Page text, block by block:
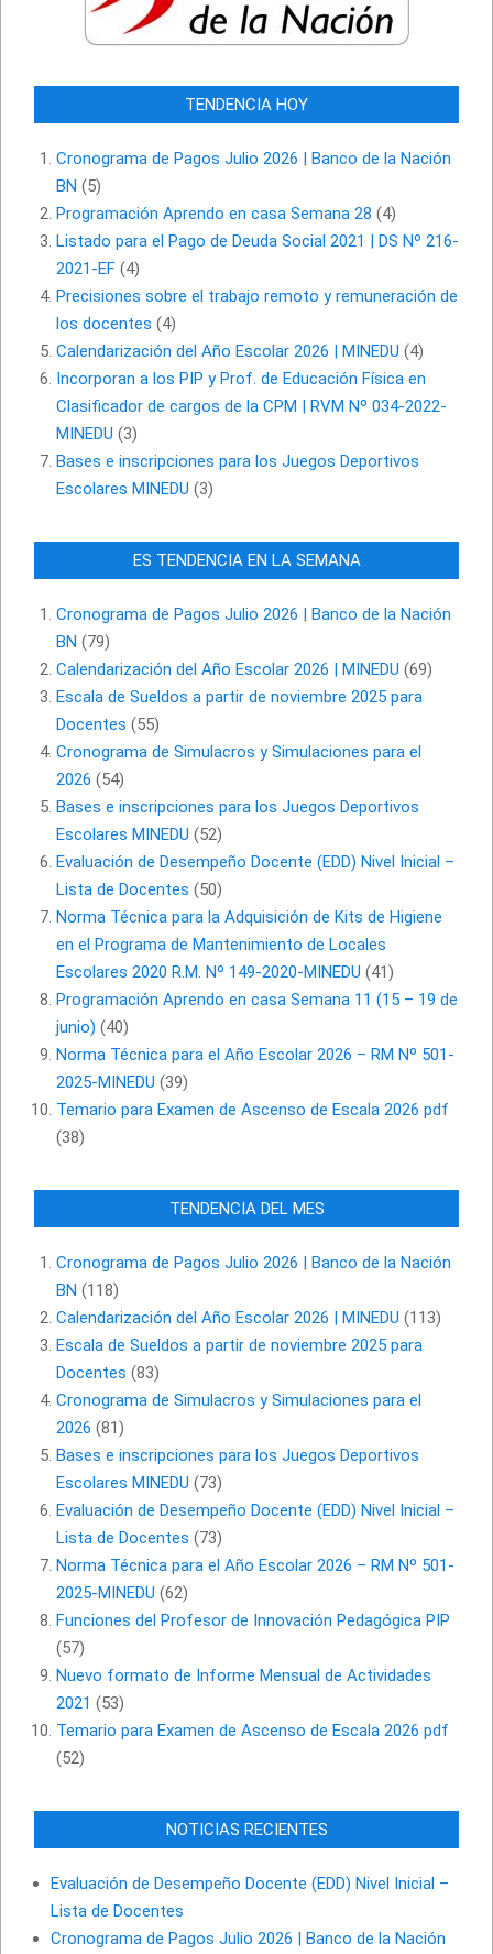
TENDENCIA HOY
Cronograma de Pagos Julio 2026 | Banco de la Nación
BN (5)
Programación Aprendo en casa Semana 28 (4)
Listado para el Pago de Deuda Social 2021 | DS Nº 216-
2021-EF (4)
Precisiones sobre el trabajo remoto y remuneración de
los docentes (4)
Calendarización del Año Escolar 2026 | MINEDU (4)
Incorporan a los PIP y Prof. de Educación Física en
Clasificador de cargos de la CPM | RVM Nº 034-2022-
MINEDU (3)
Bases e inscripciones para los Juegos Deportivos
Escolares MINEDU (3)
ES TENDENCIA EN LA SEMANA
Cronograma de Pagos Julio 2026 | Banco de la Nación
BN (79)
Calendarización del Año Escolar 2026 | MINEDU (69)
Escala de Sueldos a partir de noviembre 2025 para
Docentes (55)
Cronograma de Simulacros y Simulaciones para el
2026 (54)
Bases e inscripciones para los Juegos Deportivos
Escolares MINEDU (52)
Evaluación de Desempeño Docente (EDD) Nivel Inicial –
Lista de Docentes (50)
Norma Técnica para la Adquisición de Kits de Higiene
en el Programa de Mantenimiento de Locales
Escolares 2020 R.M. Nº 149-2020-MINEDU (41)
Programación Aprendo en casa Semana 11 (15 – 19 de
junio) (40)
Norma Técnica para el Año Escolar 2026 – RM Nº 501-
2025-MINEDU (39)
Temario para Examen de Ascenso de Escala 2026 pdf
(38)
TENDENCIA DEL MES
Cronograma de Pagos Julio 2026 | Banco de la Nación
BN (118)
Calendarización del Año Escolar 2026 | MINEDU (113)
Escala de Sueldos a partir de noviembre 2025 para
Docentes (83)
Cronograma de Simulacros y Simulaciones para el
2026 (81)
Bases e inscripciones para los Juegos Deportivos
Escolares MINEDU (73)
Evaluación de Desempeño Docente (EDD) Nivel Inicial –
Lista de Docentes (73)
Norma Técnica para el Año Escolar 2026 – RM Nº 501-
2025-MINEDU (62)
Funciones del Profesor de Innovación Pedagógica PIP
(57)
Nuevo formato de Informe Mensual de Actividades
2021 (53)
Temario para Examen de Ascenso de Escala 2026 pdf
(52)
NOTICIAS RECIENTES
Evaluación de Desempeño Docente (EDD) Nivel Inicial –
Lista de Docentes
Cronograma de Pagos Julio 2026 | Banco de la Nación